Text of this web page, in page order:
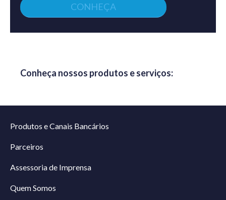
CONHEÇA
Conheça nossos produtos e serviços:
Produtos e Canais Bancários
Parceiros
Assessoria de Imprensa
Quem Somos